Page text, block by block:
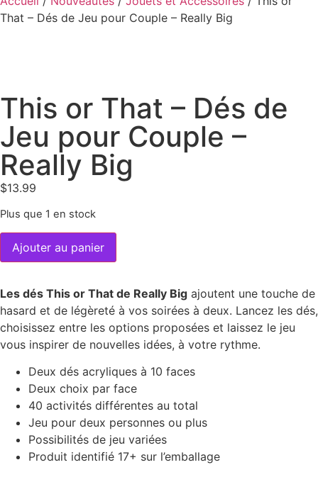
That – Dés de Jeu pour Couple – Really Big
This or That – Dés de
Jeu pour Couple –
Really Big
$13.99
Plus que 1 en stock
Ajouter au panier
Les dés This or That de Really Big ajoutent une touche de
hasard et de légèreté à vos soirées à deux. Lancez les dés,
choisissez entre les options proposées et laissez le jeu
vous inspirer de nouvelles idées, à votre rythme.
Deux dés acryliques à 10 faces
Deux choix par face
40 activités différentes au total
Jeu pour deux personnes ou plus
Possibilités de jeu variées
Produit identifié 17+ sur l’emballage